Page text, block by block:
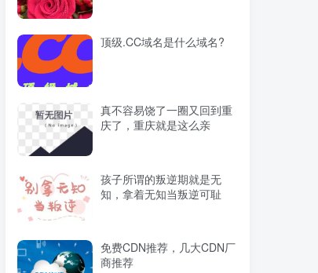
顶级.CC域名是什么域名?
真不容易饶了一圈又回到重
庆了，重庆就是这么亲
孩子所谓的叛逆期就是无
知，拿着无知当叛逆可耻
免费CDN推荐，几大CDN厂
商推荐